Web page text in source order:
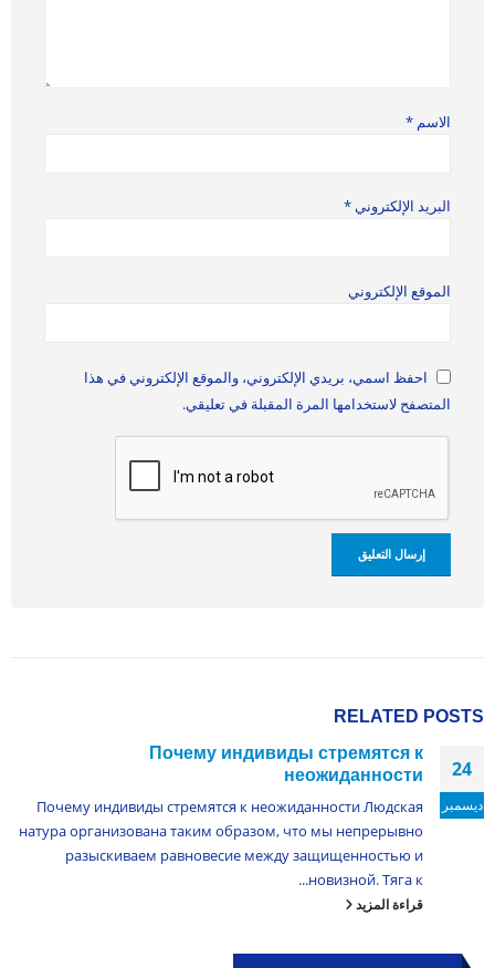
الاسم *
البريد الإلكتروني*
الموقع الإلكتروني
احفظ اسمي، بريدي الإلكتروني، والموقع الإلكتروني في هذا
المتصفح لاستخدامها المرة المقبلة في تعليقي.
RELATED POSTS
24
ديسمبر
Почему индивиды стремятся к
неожиданности
Почему индивиды стремятся к неожиданности Людская
натура организована таким образом, что мы непрерывно
разыскиваем равновесие между защищенностью и
новизной. Тяга к...
قراءة المزيد